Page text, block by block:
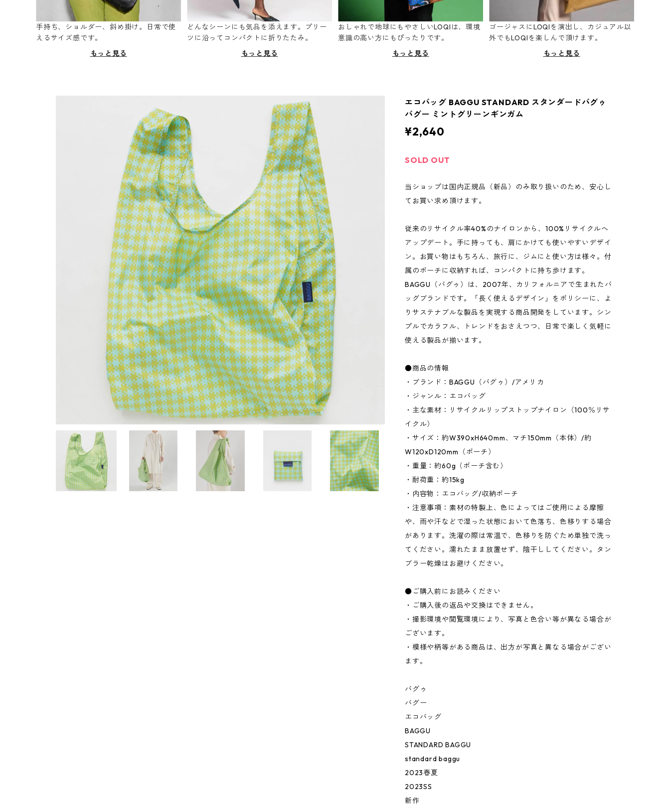
手持ち、ショルダー、斜め掛け。日常で使
えるサイズ感です。
もっと見る
どんなシーンにも気品を添えます。プリー
ツに沿ってコンパクトに折りたたみ。
もっと見る
おしゃれで地球にもやさしいLOQIは、環境
意識の高い方にもぴったりです。
もっと見る
ゴージャスにLOQIを演出し、カジュアル以
外でもLOQIを楽しんで頂けます。
もっと見る
エコバッグ BAGGU STANDARD スタンダードバグゥ
バグー ミントグリーンギンガム
¥2,640
SOLD OUT
当ショップは国内正規品（新品）のみ取り扱いのため、安心し
てお買い求め頂けます。
従来のリサイクル率40%のナイロンから、100%リサイクルへ
アップデート。手に持っても、肩にかけても使いやすいデザイ
ン。お買い物はもちろん、旅行に、ジムにと使い方は様々。付
属のポーチに収納すれば、コンパクトに持ち歩けます。
BAGGU（バグゥ）は、2007年、カリフォルニアで生まれたバ
ッグブランドです。「長く使えるデザイン」をポリシーに、よ
りサステナブルな製品を実現する商品開発をしています。シン
プルでカラフル、トレンドをおさえつつ、日常で楽しく気軽に
使える製品が揃います。
●商品の情報
・ブランド：BAGGU（バグゥ）/アメリカ
・ジャンル：エコバッグ
・主な素材：リサイクルリップストップナイロン（100％リサ
イクル）
・サイズ：約W390xH640mm、マチ150mm（本体）/約
W120xD120mm（ポーチ）
・重量：約60g（ポーチ含む）
・耐荷重：約15kg
・内容物：エコバッグ/収納ポーチ
・注意事項：素材の特製上、色によってはご使用による摩擦
や、雨や汗などで湿った状態において色落ち、色移りする場合
があります。洗濯の際は常温で、色移りを防ぐため単独で洗っ
てください。濡れたまま放置せず、陰干ししてください。タン
ブラー乾燥はお避けください。
●ご購入前にお読みください
・ご購入後の返品や交換はできません。
・撮影環境や閲覧環境により、写真と色合い等が異なる場合が
ございます。
・模様や柄等がある商品は、出方が写真と異なる場合がござい
ます。
バグゥ
バグー
エコバッグ
BAGGU
STANDARD BAGGU
standard baggu
2023春夏
2023SS
新作